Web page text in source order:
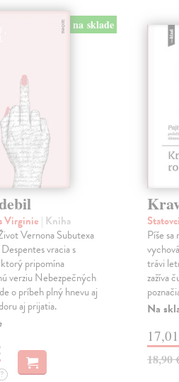
na sklade
Virginie | Kniha
Vernona Subutexa
vracia s
pripomína
verziu Nebezpečných
o príbeh plný hnevu aj
aj prijatia.
?
Píše
trávi
zažíva
Na
18,90